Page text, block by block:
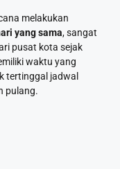
melakukan
yang sama, sangat
pusat kota sejak
waktu yang
tertinggal jadwal
pulang.